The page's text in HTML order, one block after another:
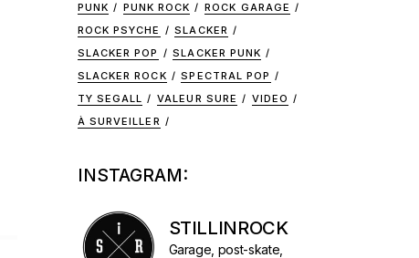
PUNK
PUNK ROCK
ROCK GARAGE
ROCK PSYCHE
SLACKER
SLACKER POP
SLACKER PUNK
SLACKER ROCK
SPECTRAL POP
TY SEGALL
VALEUR SURE
VIDEO
À SURVEILLER
INSTAGRAM:
STILLINROCK
Garage, post-skate,